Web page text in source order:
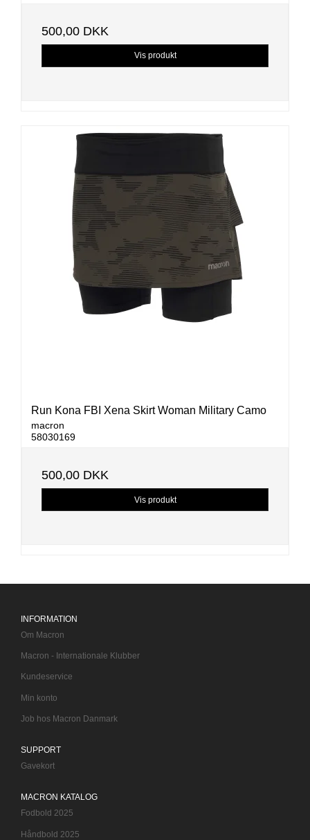
500,00 DKK
Vis produkt
Run Kona FBI Xena Skirt Woman Military Camo
macron
58030169
500,00 DKK
Vis produkt
INFORMATION
Om Macron
Macron - Internationale Klubber
Kundeservice
Min konto
Job hos Macron Danmark
SUPPORT
Gavekort
MACRON KATALOG
Fodbold 2025
Håndbold 2025